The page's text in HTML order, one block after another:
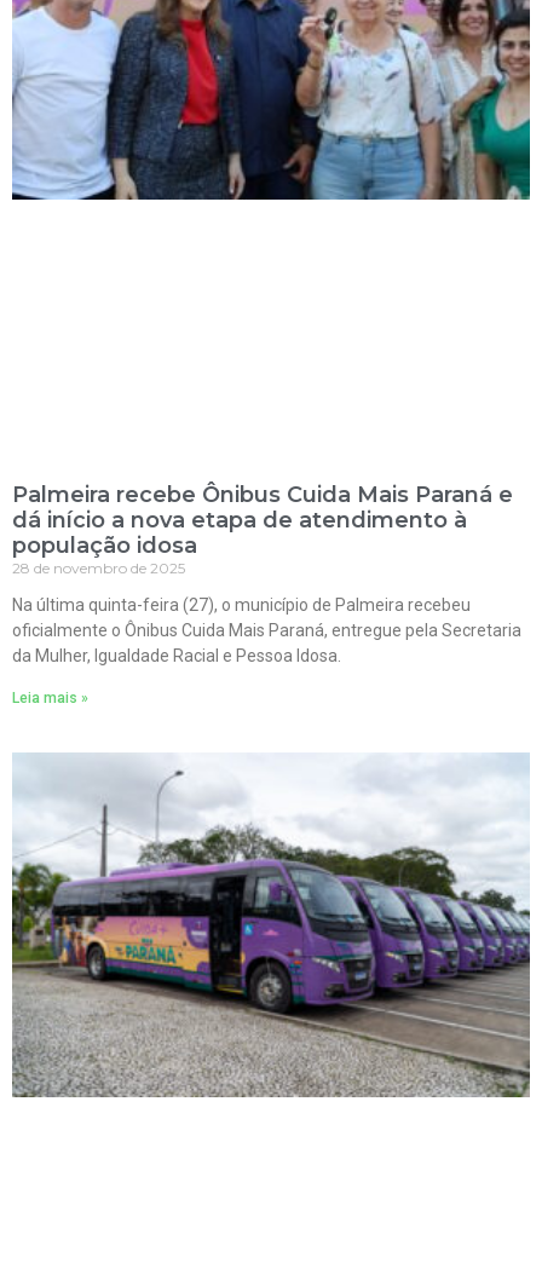
Palmeira recebe Ônibus Cuida Mais Paraná e
dá início a nova etapa de atendimento à
população idosa
28 de novembro de 2025
Na última quinta-feira (27), o município de Palmeira recebeu
oficialmente o Ônibus Cuida Mais Paraná, entregue pela Secretaria
da Mulher, Igualdade Racial e Pessoa Idosa.
Leia mais »